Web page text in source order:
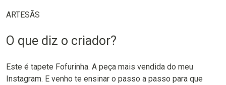
ARTESÃS
O que diz o criador?
Este é tapete Fofurinha. A peça mais vendida do meu
Instagram. E venho te ensinar o passo a passo para que